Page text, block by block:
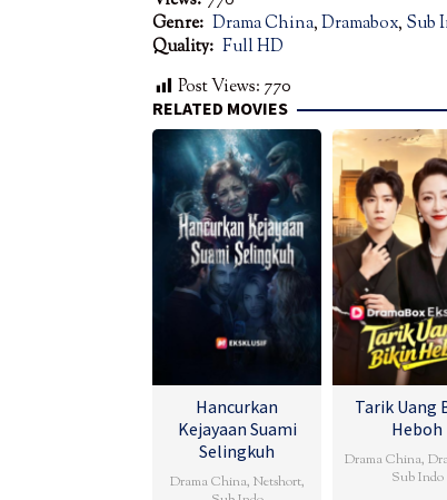
Genre: Drama China,Dramabox, Sub
Quality: Full HD
Post Views: 770
RELATED MOVIES
Hancurkan
Kejayaan Suami
Selingkuh
Drama China, Netshort,
Tarik Uang
Heboh
Drama China,
Sub Indo